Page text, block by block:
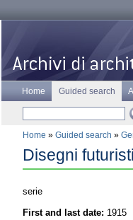
Home Guided search
Home » Guided search »
Disegni futuristi
serie
First and last date: 1915